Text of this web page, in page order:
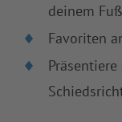
deinem
Favoriten